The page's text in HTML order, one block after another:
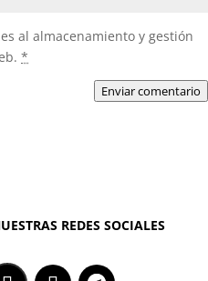
al almacenamiento y gestión
*
Enviar comentario
REDES SOCIALES